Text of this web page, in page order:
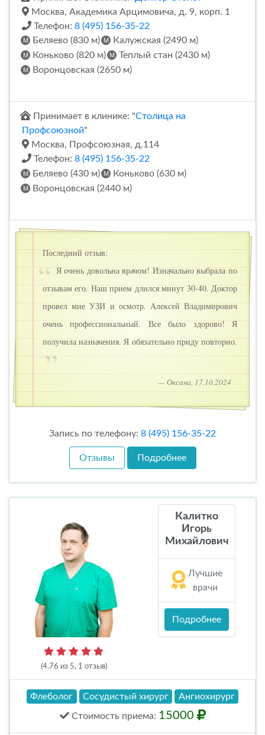
Москва, Академика Арцимовича, д. 9, корп. 1
Телефон: 8 (495) 156-35-22
Беляево (830 м)
Калужская (2490 м)
Коньково (820 м)
Теплый стан (2430 м)
Воронцовская (2650 м)
Принимает в клинике: "Столица на
Профсоюзной"
Москва, Профсоюзная, д.114
Телефон: 8 (495) 156-35-22
Беляево (430 м)
Коньково (630 м)
Воронцовская (2440 м)
Последний отзыв:
Я очень довольна врачом! Изначально выбрала по
отзывам его. Наш прием длился минут 30-40. Доктор
провел мне УЗИ и осмотр. Алексей Владимирович
очень профессиональный. Все было здорово! Я
получила назначения. Я обязательно приду повторно.
— Оксана, 17.10.2024
Запись по телефону: 8 (495) 156-35-22
Отзывы Подробнее
(4.76 из 5, 1 отзыв)
Калитко
Игорь
Михайлович
Лучшие
врачи
Подробнее
Флеболог Сосудистый хирург Ангиохирург
Стоимость приема: 15000